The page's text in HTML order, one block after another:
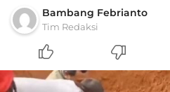
Bambang Febrianto
Tim Redaksi